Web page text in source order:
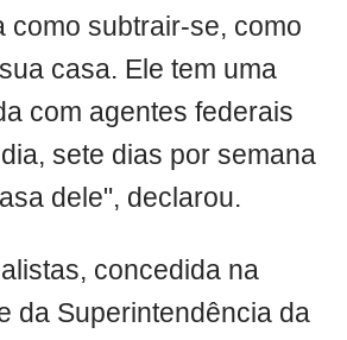
como subtrair-se, como
casa. Ele tem uma
com agentes federais
sete dias por semana
dele", declarou.
concedida na
da Superintendência da